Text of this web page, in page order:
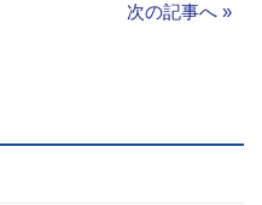
次の記事へ »